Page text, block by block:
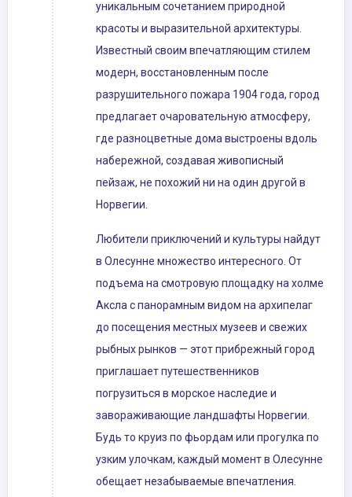
уникальным сочетанием природной
красоты и выразительной архитектуры.
Известный своим впечатляющим стилем
модерн, восстановленным после
разрушительного пожара 1904 года, город
предлагает очаровательную атмосферу,
где разноцветные дома выстроены вдоль
набережной, создавая живописный
пейзаж, не похожий ни на один другой в
Норвегии.
Любители приключений и культуры найдут
в Олесунне множество интересного. От
подъема на смотровую площадку на холме
Аксла с панорамным видом на архипелаг
до посещения местных музеев и свежих
рыбных рынков — этот прибрежный город
приглашает путешественников
погрузиться в морское наследие и
завораживающие ландшафты Норвегии.
Будь то круиз по фьордам или прогулка по
узким улочкам, каждый момент в Олесунне
обещает незабываемые впечатления.